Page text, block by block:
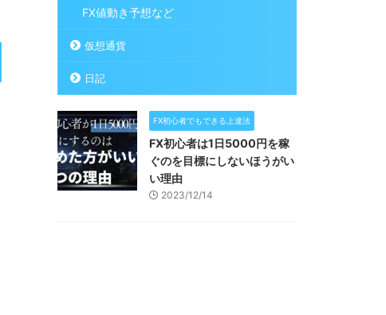
FX値動き予想など
仮想通貨
日記
FX初心者でもできる上達法
FX初心者は1日5000円を稼
ぐのを目標にしないほうがい
い理由
2023/12/14